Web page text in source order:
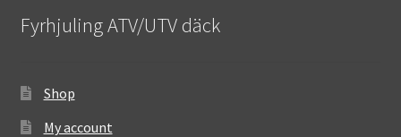
Fyrhjuling ATV/UTV däck
Shop
My account